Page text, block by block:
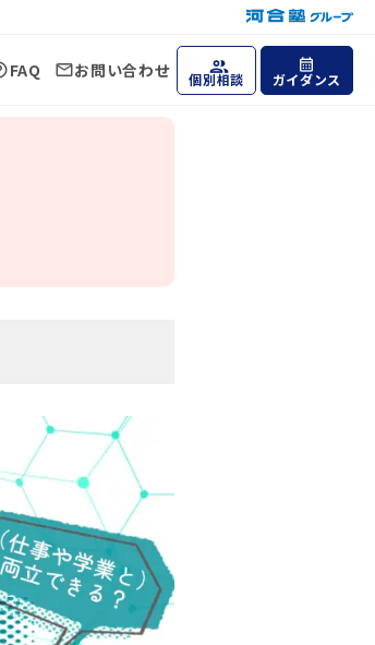
FAQ お問い合わせ 個別相談 ガイダンス